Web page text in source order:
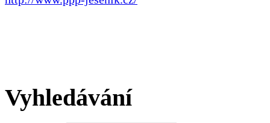
Vyhledávání